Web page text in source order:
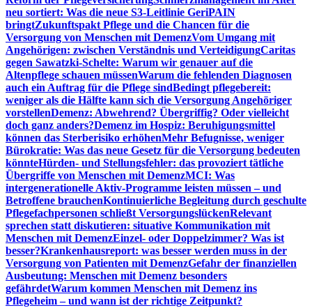
neu sortiert: Was die neue S3-Leitlinie GeriPAIN
bringtZukunftspakt Pflege und die Chancen für die
Versorgung von Menschen mit DemenzVom Umgang mit
Angehörigen: zwischen Verständnis und VerteidigungCaritas
gegen Sawatzki-Schelte: Warum wir genauer auf die
Altenpflege schauen müssenWarum die fehlenden Diagnosen
auch ein Auftrag für die Pflege sindBedingt pflegebereit:
weniger als die Hälfte kann sich die Versorgung Angehöriger
vorstellenDemenz: Abwehrend? Übergriffig? Oder vielleicht
doch ganz anders?Demenz im Hospiz: Beruhigungsmittel
können das Sterberisiko erhöhenMehr Befugnisse, weniger
Bürokratie: Was das neue Gesetz für die Versorgung bedeuten
könnteHürden- und Stellungsfehler: das provoziert tätliche
Übergriffe von Menschen mit DemenzMCI: Was
intergenerationelle Aktiv-Programme leisten müssen – und
Betroffene brauchenKontinuierliche Begleitung durch geschulte
Pflegefachpersonen schließt VersorgungslückenRelevant
sprechen statt diskutieren: situative Kommunikation mit
Menschen mit DemenzEinzel- oder Doppelzimmer? Was ist
besser?Krankenhausreport: was besser werden muss in der
Versorgung von Patienten mit DemenzGefahr der finanziellen
Ausbeutung: Menschen mit Demenz besonders
gefährdetWarum kommen Menschen mit Demenz ins
Pflegeheim – und wann ist der richtige Zeitpunkt?